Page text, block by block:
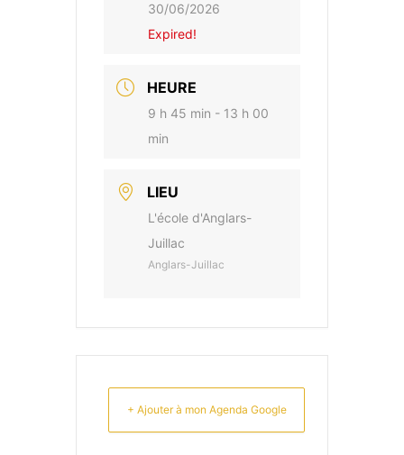
30/06/2026
Expired!
HEURE
9 h 45 min - 13 h 00
min
LIEU
L'école d'Anglars-
Juillac
Anglars-Juillac
+ Ajouter à mon Agenda Google